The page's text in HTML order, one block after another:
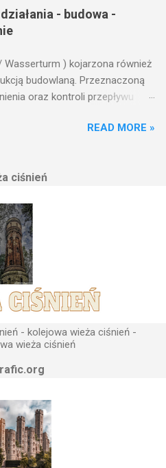
- budowa -
Wasserturm ) kojarzona również
budowlaną. Przeznaczoną
oraz kontroli przepływu
Wieża ciśnień jest obiektem
wodnej, zaplanowanej dla
jest zwiększanie ciśnienia
wieży ciśnień Cechą
wieży ciśnień jest wyszukanie
fundamenty obiektu.
pełni funkcjonalna musi zostać
wzniesieniu. Ponieważ
wieży ciśnień musi być
wodne znajdujące się u
READ MORE »
ciśnień
- kolejowa wieża ciśnień -
wieża ciśnień